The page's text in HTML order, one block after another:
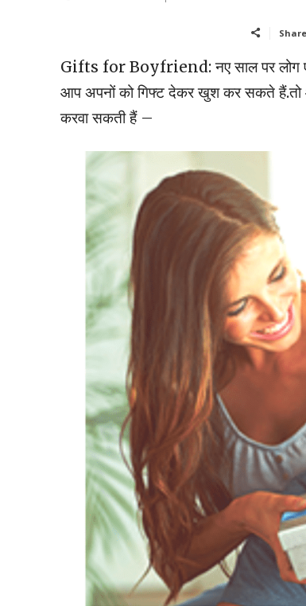
Share
Gifts for Boyfriend: नए साल पर लोग
आप अपनों को गिफ्ट देकर खुश कर सकते
करवा सकती हैं –